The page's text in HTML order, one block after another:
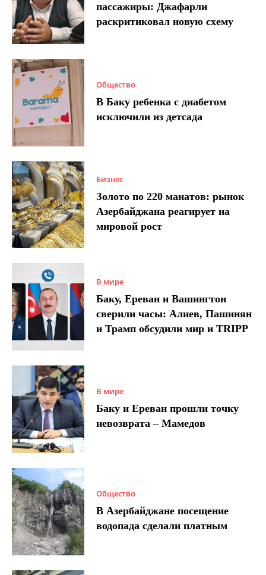
пассажиры: Джафарли
раскритиковал новую схему
Общество
В Баку ребенка с диабетом
исключили из детсада
Бизнес
Золото по 220 манатов: рынок
Азербайджана реагирует на
мировой рост
В мире
Баку, Ереван и Вашингтон
сверили часы: Алиев, Пашинян
и Трамп обсудили мир и TRIPP
В мире
Баку и Ереван прошли точку
невозврата – Мамедов
Общество
В Азербайджане посещение
водопада сделали платным